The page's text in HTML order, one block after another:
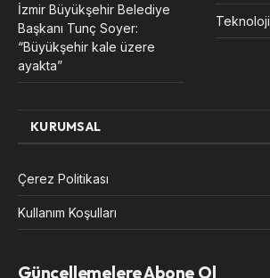
İzmir Büyükşehir Belediye
Başkanı Tunç Soyer:
“Büyükşehir kale üzere
ayakta”
Teknoloji
KURUMSAL
Çerez Politikası
Kullanım Koşulları
Güncellemelere Abone Ol